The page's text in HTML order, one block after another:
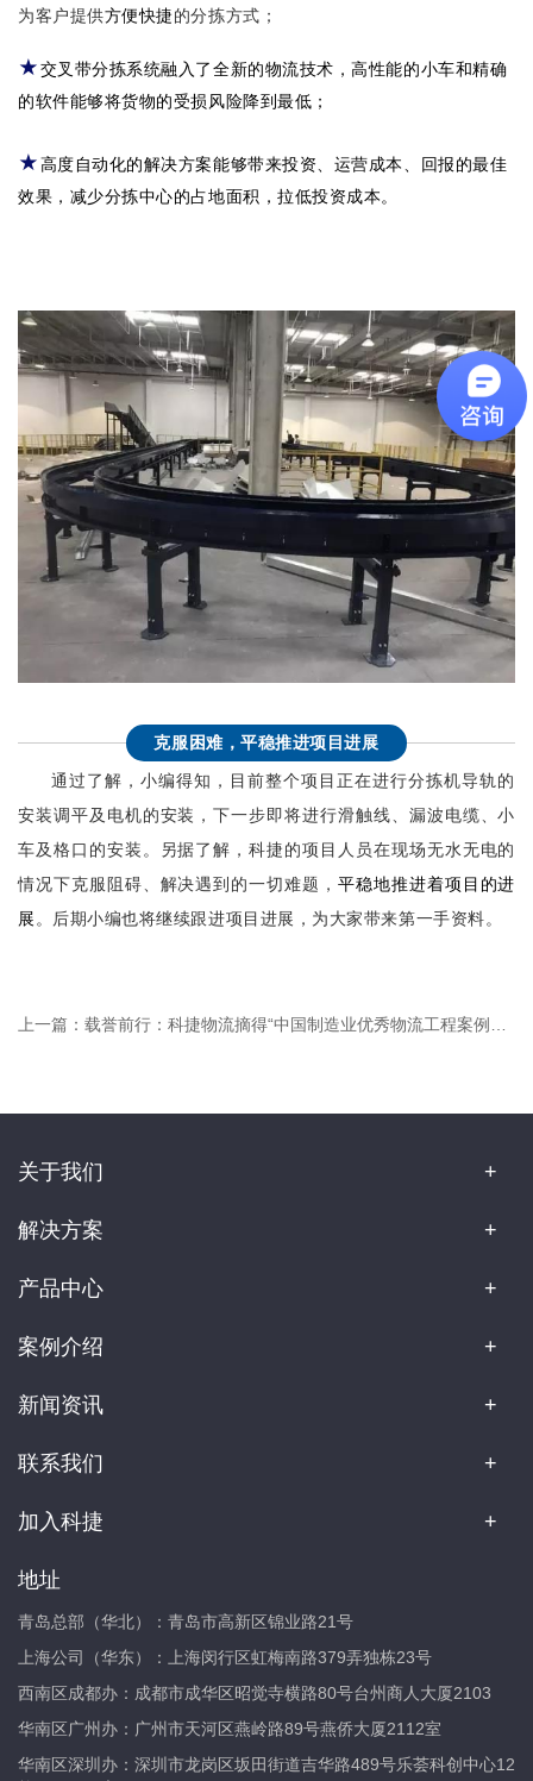
为客户提供方便快捷的分拣方式；
★交叉带分拣系统融入了全新的物流技术，高性能的小车和精确
的软件能够将货物的受损风险降到最低 ；
★高度自动化的解决方案能够带来投资、运营成本、回报的最佳
效果，减少分拣中心的占地面积，拉低投资成本。
克服困难，平稳推进项目进展
通过了解，小编得知，目前整个项目正在进行分拣机导轨的
安装调平及电机的安装，下一步即将进行滑触线、漏波电缆、小
车及格口的安装。另据了解，科捷的项目人员在现场无水无电的
情况下克服阻碍、解决遇到的一切难题， 平稳地推进着项目的进
展。后期小编也将继续跟进项目进展，为大家带来第一手资料。
上一篇： 载誉前行：科捷物流摘得“中国制造业优秀物流工程案例奖”“中国制造业物流创新技术奖”
关于我们
解决方案
产品中心
案例介绍
新闻资讯
联系我们
加入科捷
地址
青岛总部（华北）：青岛市高新区锦业路21号
上海公司（华东）：上海闵行区虹梅南路379弄独栋23号
西南区成都办：成都市成华区昭觉寺横路80号台州商人大厦2103
华南区广州办：广州市天河区燕岭路89号燕侨大厦2112室
华南区深圳办：深圳市龙岗区坂田街道吉华路489号乐荟科创中心12